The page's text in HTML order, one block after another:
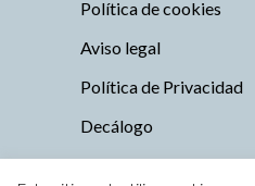
Política de cookies
Aviso legal
Política de Privacidad
Decálogo